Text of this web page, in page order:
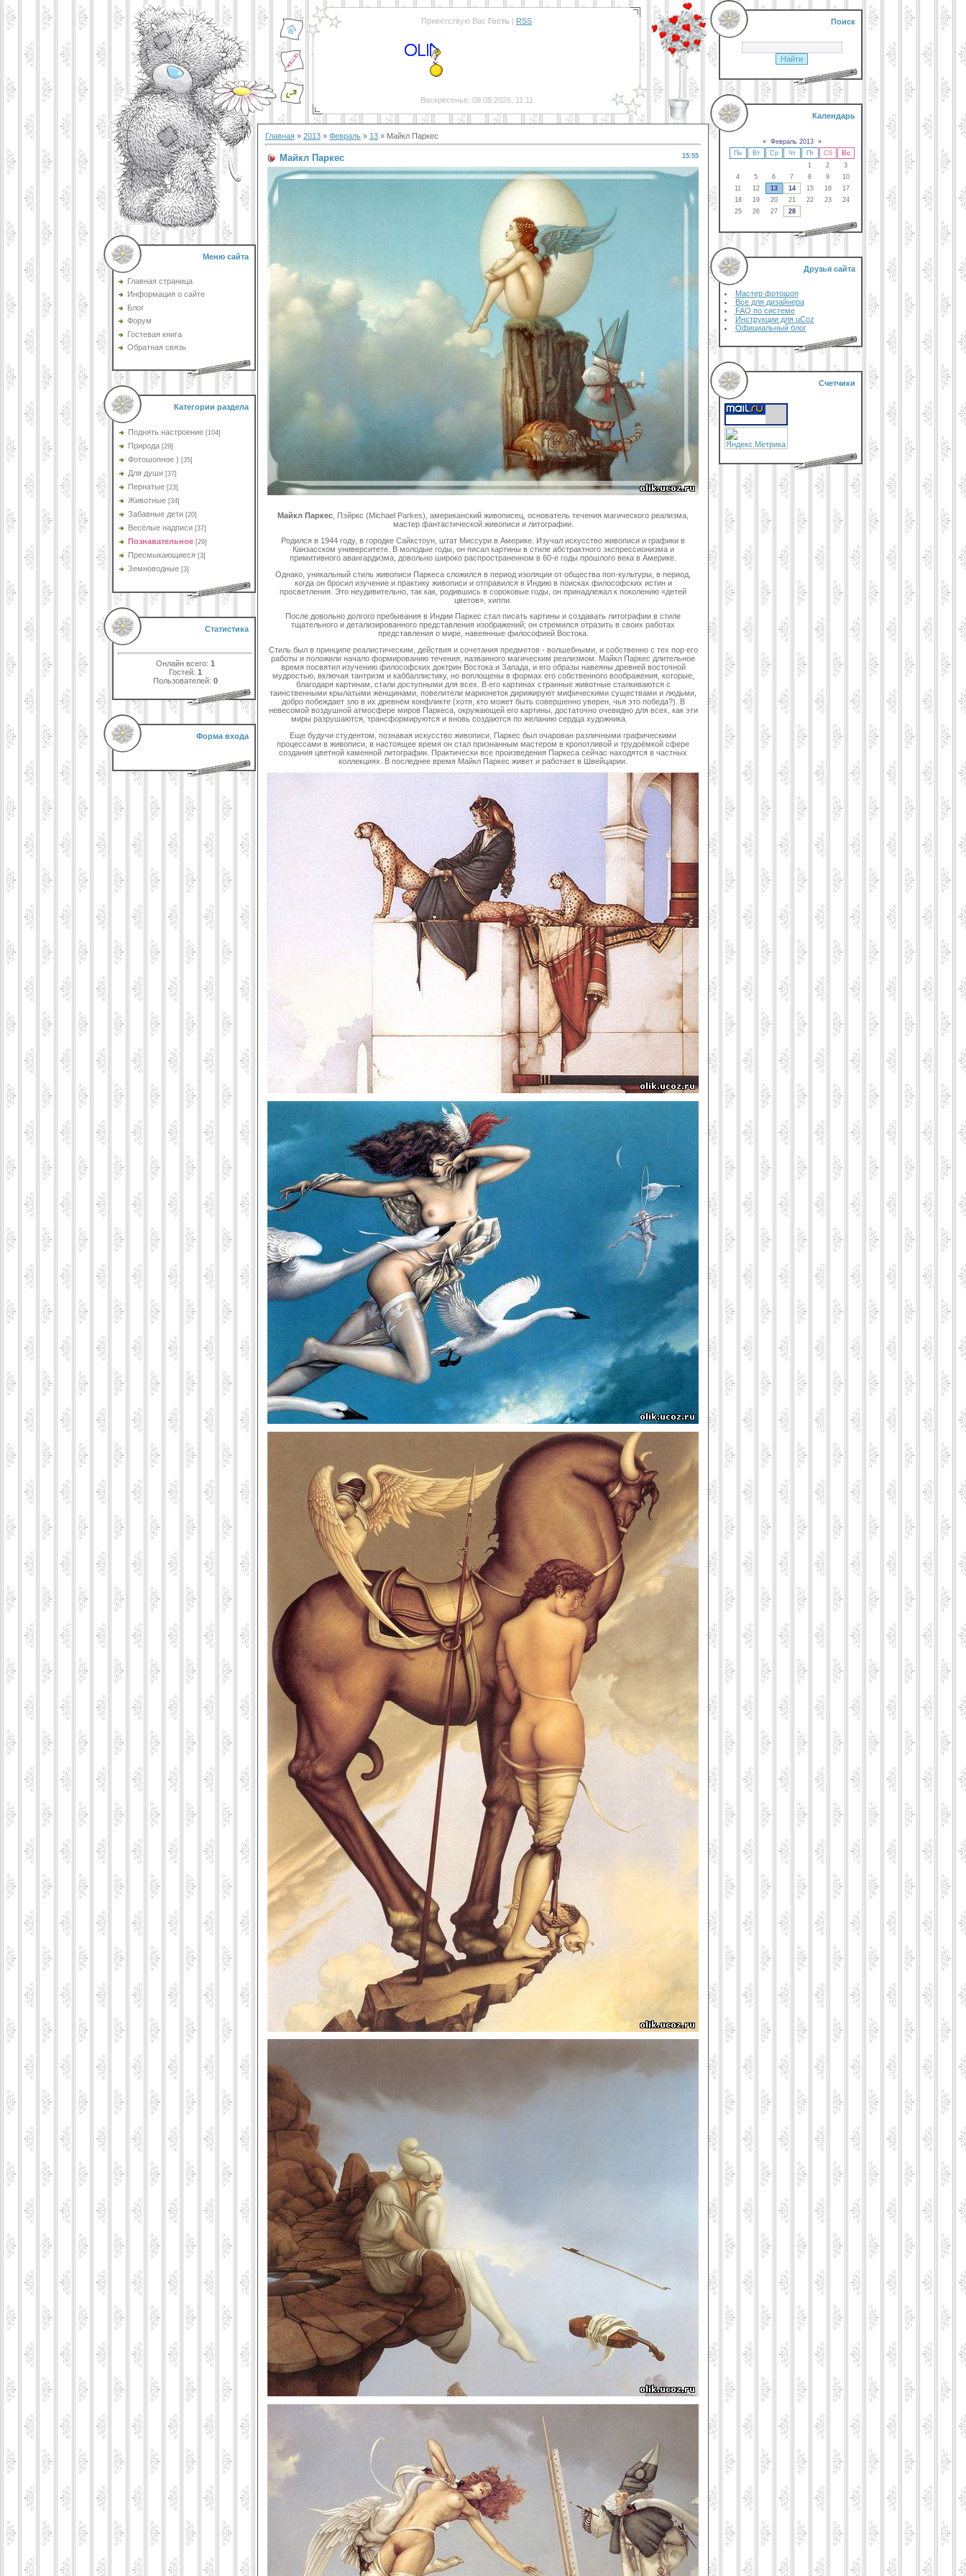
Меню сайта
Главная страница
Информация о сайте
Блог
Форум
Гостевая книга
Обратная связь
Категории раздела
Поднять настроение [104]
Природа [29]
Фотошопное ) [35]
Для души [37]
Пернатые [23]
Животные [34]
Забавные дети [20]
Весёлые надписи [37]
Познавательное [29]
Пресмыкающиеся [3]
Земноводные [3]
Статистика
Онлайн всего: 1
Гостей: 1
Пользователей: 0
Форма входа
Приветствую Вас Гость | RSS
Воскресенье, 09.08.2026, 11:11
Главная » 2013 » Февраль » 13 » Майкл Паркес
15:55
Майкл Паркес
Майкл Паркес , Пэйркс (Michael Parkes), американский живописец, основатель течения магического реализма,
мастер фантастической живописи и литографии.
Родился в 1944 году, в городке Сайкстоун, штат Миссури в Америке. Изучал искусство живописи и графики в
Канзасском университете. В молодые годы, он писал картины в стиле абстрактного экспрессионизма и
примитивного авангардизма, довольно широко распространенном в 60-е годы прошлого века в Америке.
Однако, уникальный стиль живописи Паркеса сложился в период изоляции от общества поп-культуры, в период,
когда он бросил изучение и практику живописи и отправился в Индию в поисках философских истин и
просветления. Это неудивительно, так как, родившись в сороковые годы, он принадлежал к поколению «детей
цветов», хиппи.
После довольно долгого пребывания в Индии Паркес стал писать картины и создавать литографии в стиле
тщательного и детализированного представления изображений; он стремился отразить в своих работах
представления о мире, навеянные философией Востока.
Стиль был в принципе реалистическим, действия и сочетания предметов - волшебными, и собственно с тех пор его
работы и положили начало формированию течения, названного магическим реализмом. Майкл Паркес длительное
время посвятил изучению философских доктрин Востока и Запада, и его образы навеяны древней восточной
мудростью, включая тантризм и каббаллистику, но воплощены в формах его собственного воображения, которые,
благодаря картинам, стали доступными для всех. В его картинах странные животные сталкиваются с
таинственными крылатыми женщинами, повелители марионеток дирижируют мифическими существами и людьми,
добро побеждает зло в их древнем конфликте (хотя, кто может быть совершенно уверен, чья это победа?). В
невесомой воздушной атмосфере миров Паркеса, окружающей его картины, достаточно очевидно для всех, как эти
миры разрушаются, трансформируются и вновь создаются по желанию сердца художника.
Еще будучи студентом, познавая искусство живописи, Паркес был очарован различными графическими
процессами в живописи, в настоящее время он стал признанным мастером в кропотливой и трудоёмкой сфере
создания цветной каменной литографии. Практически все произведения Паркеса сейчас находятся в частных
коллекциях. В последнее время Майкл Паркес живет и работает в Швейцарии.
Поиск
Календарь
« Февраль 2013
»
Пн
Вт Ср Чт Пт Сб
Вс
1
2
3
4
5 6 7 8 9
10
11
12 13 14 15 16
17
18
19 20 21 22 23
24
25
26 27 28
Друзья сайта
Мастер фотошоп
Все для дизайнера
FAQ по системе
Инструкции для uCoz
Официальный блог
Счетчики